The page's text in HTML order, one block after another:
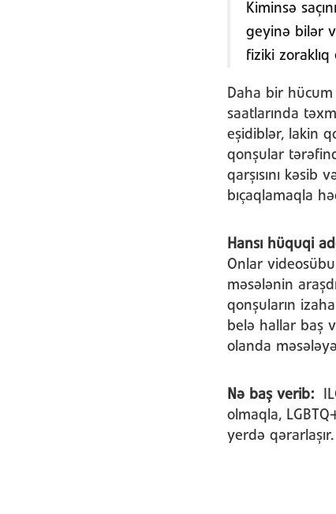
Kiminsə
geyinə bilər
fiziki
Daha bir
saatlarında
eşidiblər, lakin
qonşular
qarşısını
bıçaqlamaqla
Hansı hüquqi
Onlar
məsələnin
qonşuların
belə hallar baş
olanda
Nə baş verib:
olmaqla,
yerdə qərarlaşır.